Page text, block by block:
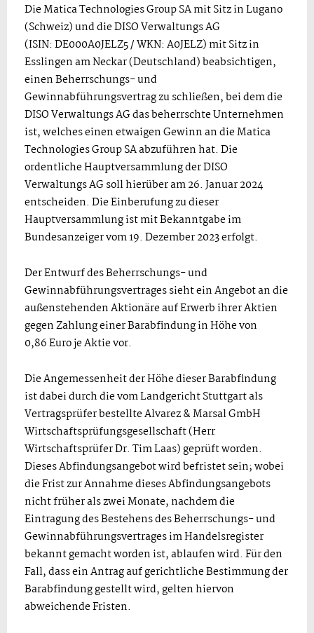
Die Matica Technologies Group SA mit Sitz in Lugano
(Schweiz) und die DISO Verwaltungs AG
(ISIN: DE000A0JELZ5 / WKN: A0JELZ) mit Sitz in
Esslingen am Neckar (Deutschland) beabsichtigen,
einen Beherrschungs- und
Gewinnabführungsvertrag zu schließen, bei dem die
DISO Verwaltungs AG das beherrschte Unternehmen
ist, welches einen etwaigen Gewinn an die Matica
Technologies Group SA abzuführen hat. Die
ordentliche Hauptversammlung der DISO
Verwaltungs AG soll hierüber am 26. Januar 2024
entscheiden. Die Einberufung zu dieser
Hauptversammlung ist mit Bekanntgabe im
Bundesanzeiger vom 19. Dezember 2023 erfolgt.
Der Entwurf des Beherrschungs- und
Gewinnabführungsvertrages sieht ein Angebot an die
außenstehenden Aktionäre auf Erwerb ihrer Aktien
gegen Zahlung einer Barabfindung in Höhe von
0,86 Euro je Aktie vor.
Die Angemessenheit der Höhe dieser Barabfindung
ist dabei durch die vom Landgericht Stuttgart als
Vertragsprüfer bestellte Alvarez & Marsal GmbH
Wirtschaftsprüfungsgesellschaft (Herr
Wirtschaftsprüfer Dr. Tim Laas) geprüft worden.
Dieses Abfindungsangebot wird befristet sein; wobei
die Frist zur Annahme dieses Abfindungsangebots
nicht früher als zwei Monate, nachdem die
Eintragung des Bestehens des Beherrschungs- und
Gewinnabführungsvertrages im Handelsregister
bekannt gemacht worden ist, ablaufen wird. Für den
Fall, dass ein Antrag auf gerichtliche Bestimmung der
Barabfindung gestellt wird, gelten hiervon
abweichende Fristen.